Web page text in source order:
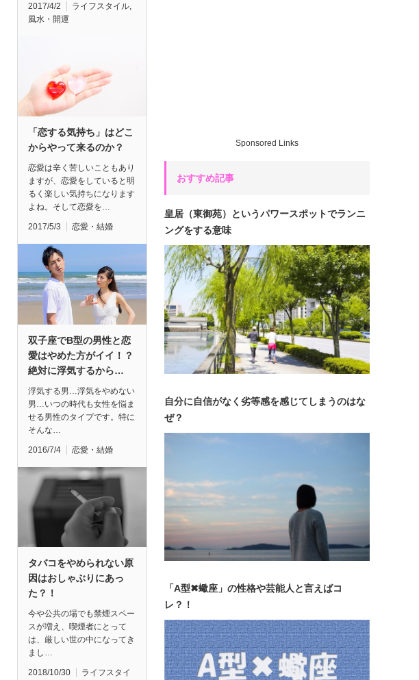
2017/4/2 ライフスタイル
風水・開運
「恋する気持ち」はどこ
からやって来るのか？
恋愛は辛く苦しいこともあり
ますが、恋愛をしていると明
るく楽しい気持ちになります
よね。そして恋愛を…
2017/5/3 恋愛・結婚
双子座でB型の男性と恋
愛はやめた方がイイ！？
絶対に浮気するから…
浮気する男…浮気をやめない
男…いつの時代も女性を悩ま
せる男性のタイプです。特に
そんな…
2016/7/4 恋愛・結婚
タバコをやめられない原
因はおしゃぶりにあっ
た？！
今や公共の場でも禁煙スペー
スが増え、喫煙者にとって
は、厳しい世の中になってき
まし…
2018/10/30
ライフスタイ
Sponsored Links
おすすめ記事
皇居（東御苑）というパワースポットでランニ
ングをする意味
自分に自信がなく劣等感を感じてしまうのはな
ぜ？
「A型✖蠍座」の性格や芸能人と言えばコ
レ？！